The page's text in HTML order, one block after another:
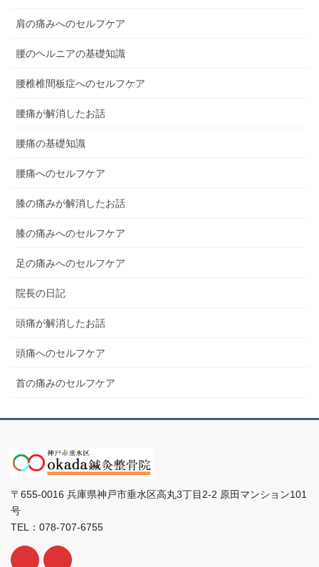
肩の痛みへのセルフケア
腰のヘルニアの基礎知識
腰椎椎間板症へのセルフケア
腰痛が解消したお話
腰痛の基礎知識
腰痛へのセルフケア
膝の痛みが解消したお話
膝の痛みへのセルフケア
足の痛みへのセルフケア
院長の日記
頭痛が解消したお話
頭痛へのセルフケア
首の痛みのセルフケア
〒655-0016 兵庫県神戸市垂水区高丸3丁目2-2 原田マンション101
号
TEL：078-707-6755